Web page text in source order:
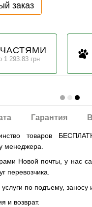
заказ
1 293.83 грн
Гарантия
товаров
менеджера.
Новой почты, у нас
перевозчика.
по подъему, заносу
и возврат.